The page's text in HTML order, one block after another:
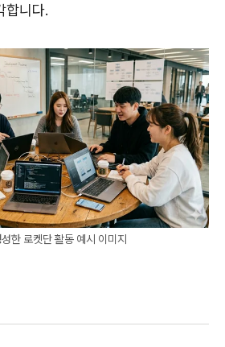
합니다.
한 로켓단 활동 예시 이미지